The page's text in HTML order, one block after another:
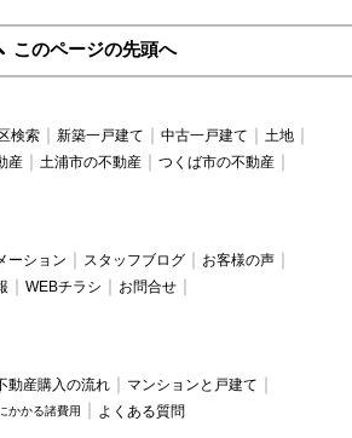
このページの先頭へ
検索 新築一戸建て 中古一戸建て
土地
産 土浦市の不動産
つくば市の不動産
ーション スタッフブログ
お客様の声
WEBチラシ
お問合せ
動産購入の流れ
マンションと戸建て
かかる諸費用 よくある質問